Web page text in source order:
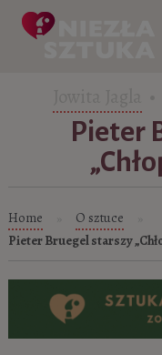
Pieter
Home O sztuce
Pieter Bruegel starszy